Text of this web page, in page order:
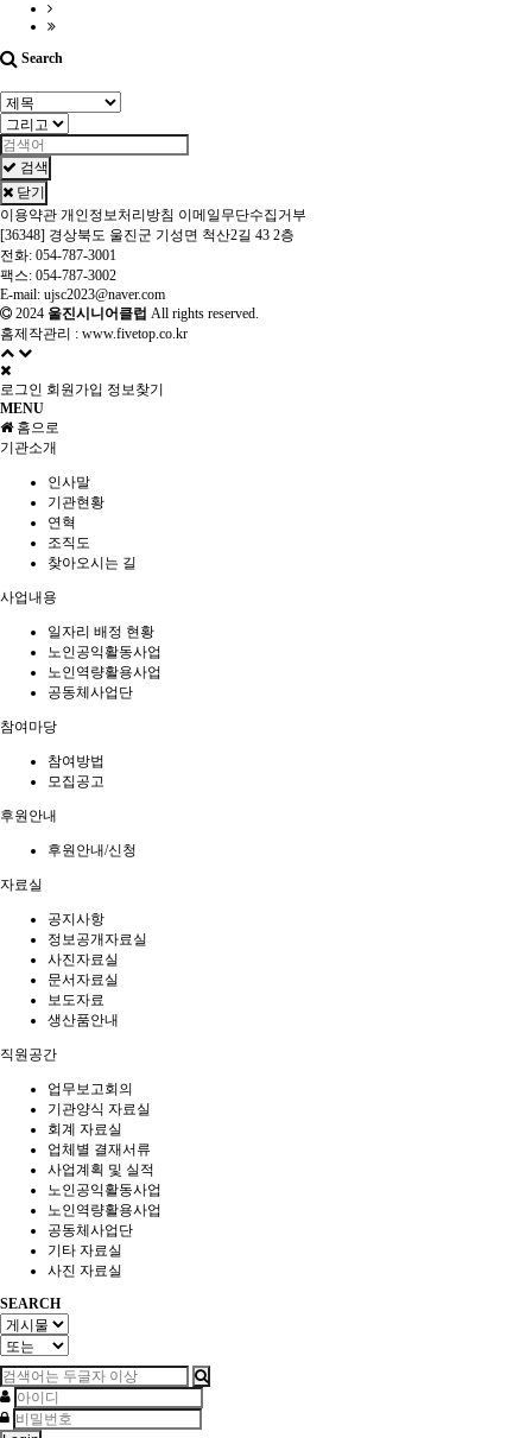
Search
검색
닫기
이용약관 개인정보처리방침 이메일무단수집거부
[36348] 경상북도 울진군 기성면 척산2길 43 2층
전화: 054-787-3001
팩스: 054-787-3002
E-mail: ujsc2023@naver.com
2024 울진시니어클럽 All rights reserved.
홈제작관리 : www.fivetop.co.kr
로그인 회원가입 정보찾기
MENU
홈으로
기관소개
인사말
기관현황
연혁
조직도
찾아오시는 길
사업내용
일자리 배정 현황
노인공익활동사업
노인역량활용사업
공동체사업단
참여마당
참여방법
모집공고
후원안내
후원안내/신청
자료실
공지사항
정보공개자료실
사진자료실
문서자료실
보도자료
생산품안내
직원공간
업무보고회의
기관양식 자료실
회계 자료실
업체별 결재서류
사업계획 및 실적
노인공익활동사업
노인역량활용사업
공동체사업단
기타 자료실
사진 자료실
SEARCH